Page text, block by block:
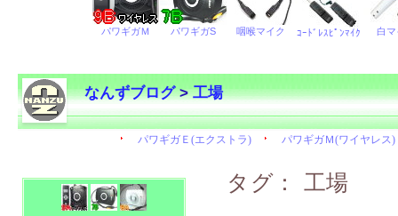
なんずブログ>工場
タグ： 工場